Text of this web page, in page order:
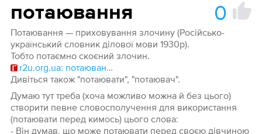
потаювання 0
Потаювання — приховування злочину (Російсько-
український словник ділової мови 1930р).
Тобто потаємно скоєний злочин.
r2u.org.ua: потаювання
Дивіться також "потаювати", "потаювач".
Думаю тут треба (хоча можливо можна й без цього)
створити певне словосполучення для використання
(потаювати перед кимось) цього слова:
- Він думав, що може потаювати перед своєю дівчиною